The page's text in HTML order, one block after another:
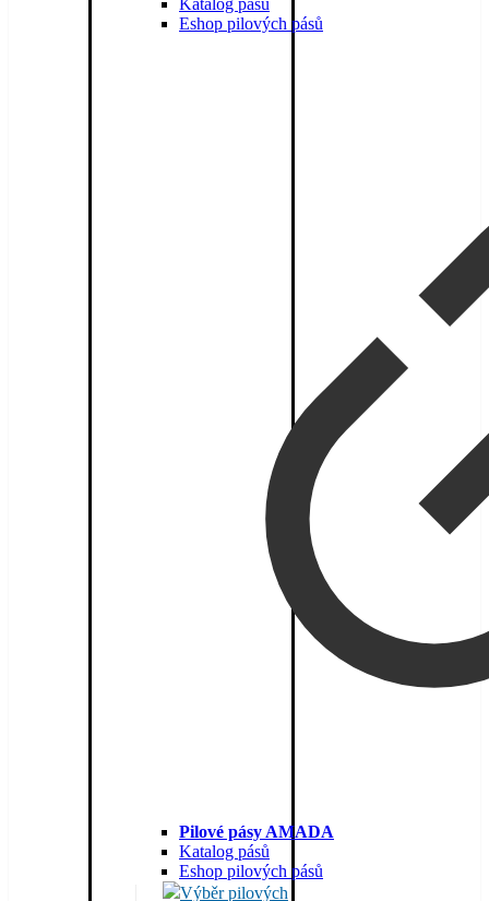
Eshop pilových pásů
Pilové pásy AMADA
Katalog pásů
Eshop pilových pásů